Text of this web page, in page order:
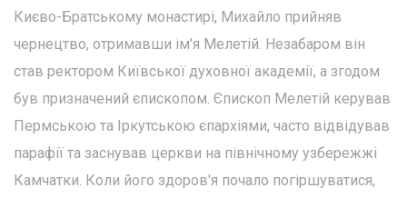
Києво-Братському монастирі, Михайло прийняв
чернецтво, отримавши ім'я Мелетій. Незабаром він
став ректором Київської духовної академії, а згодом
був призначений єпископом. Єпископ Мелетій керував
Пермською та Іркутською єпархіями, часто відвідував
парафії та заснував церкви на північному узбережжі
Камчатки. Коли його здоров'я почало погіршуватися,